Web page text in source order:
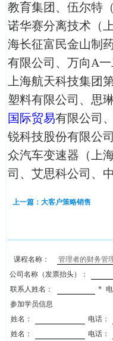
教育集团、伍尔特
诺华赛分离技术（
海长征富民金山制
有限公司、万向A
上海航天科技集团
塑料有限公司、思
国际贸易有限公司
锐科技股份有限公
众汽车变速器（上
司、艾思科公司、
上一篇：大客户策略销售
课程名称：
公司名称（发票抬头）：
联系人姓名：
*
参加学员信息
姓名：
电话：
姓名：
电话：